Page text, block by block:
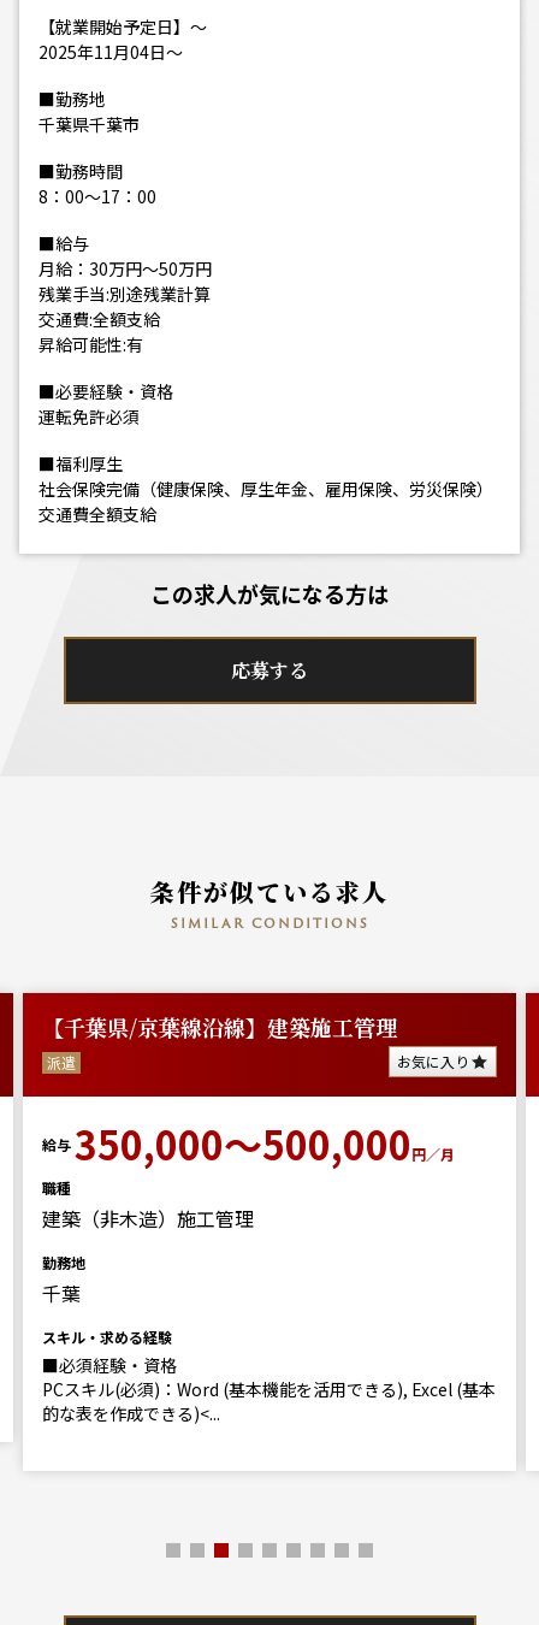
【就業開始予定日】～
2025年11月04日～
■勤務地
千葉県千葉市
■勤務時間
8：00～17：00
■給与
月給：30万円～50万円
残業手当:別途残業計算
交通費:全額支給
昇給可能性:有
■必要経験・資格
運転免許必須
■福利厚生
社会保険完備（健康保険、厚生年金、雇用保険、労災保険）
交通費全額支給
この求人が気になる方は
応募する
条件が似ている求人
similar conditions
【千葉県/京葉線沿線】建築施工管理
派遣 お気に入り
給与350,000～500,000円／月
職種
建築（非木造）施工管理
勤務地
千葉
スキル・求める経験
■必須経験・資格
PCスキル(必須)：Word (基本機能を活用できる), Excel (基本
的な表を作成できる)<...